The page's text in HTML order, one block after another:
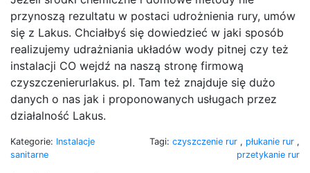
przynoszą rezultatu w postaci udrożnienia rury, umów
się z Lakus. Chciałbyś się dowiedzieć w jaki sposób
realizujemy udrażniania układów wody pitnej czy też
instalacji CO wejdź na naszą stronę firmową
czyszczenierurlakus. pl. Tam też znajduje się dużo
danych o nas jak i proponowanych usługach przez
działalność Lakus.
Kategorie: Instalacje
sanitarne
Tagi: czyszczenie rur , płukanie rur ,
przetykanie rur